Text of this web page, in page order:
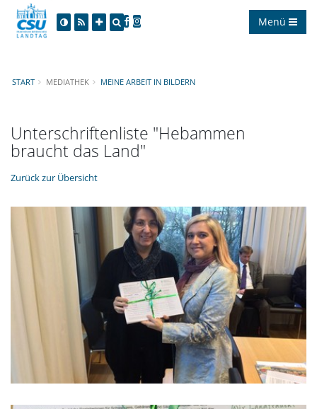
Menü
START MEDIATHEK MEINE ARBEIT IN BILDERN
Unterschriftenliste "Hebammen
braucht das Land"
Zurück zur Übersicht